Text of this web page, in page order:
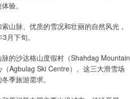
验。
山脉、优质的雪况和壮丽的自然风光，
月下旬。
的沙达格山度假村（Shahdag Mountain
Agbulag Ski Centre）。这三大滑雪场
季旅游需求。